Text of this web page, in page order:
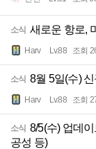
소식 새로운 항로,
Harv Lv.88 조회
소식 8월 5일(수)
Harv Lv.88 조회
소식 8/5(수) 업데
공성 등)